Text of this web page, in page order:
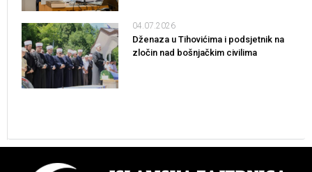
04.07.2026
Dženaza u Tihovićima i podsjetnik na
zločin nad bošnjačkim civilima